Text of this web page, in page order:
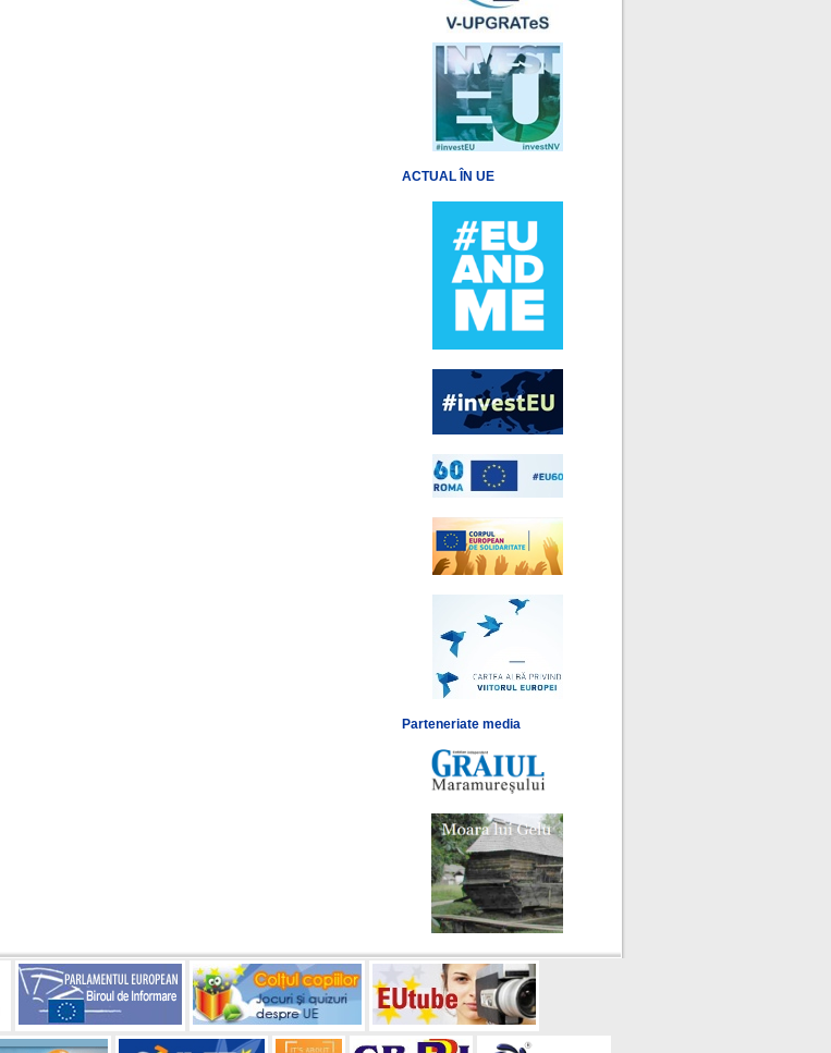
ACTUAL ÎN UE
Parteneriate media